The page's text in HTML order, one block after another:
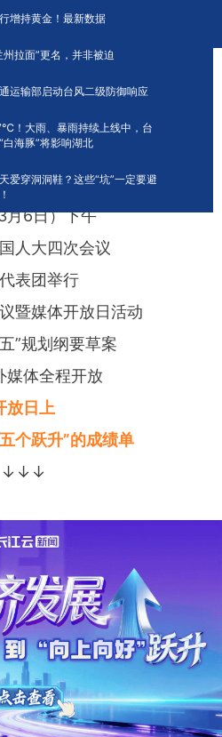
增持黄金！最新数据
州拉面”更名，并非被迫
运输部启动台风二级防御响应
！大雨、暴雨持续上线中，台
白海豚”将影响湖北
爱穿洞洞鞋？这些“坑”一定要避
擘画五个支点
03-06 19:33阅读:139776
月6日）下午
人大四次会议
表团举行
暨媒体开放日活动
”规划纲要草案
媒体全程开放
放日上
个跃升”的成绩单
↓↓↓